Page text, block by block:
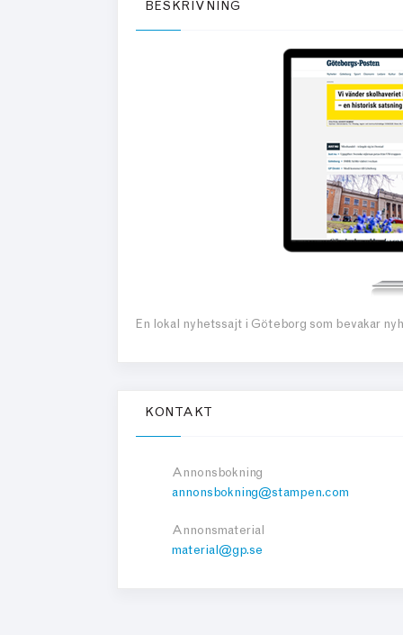
BESKRIVNING
En lokal nyhetssajt i Göteborg som bevakar
KONTAKT
Annonsbokning
annonsbokning@stampen.com
Annonsmaterial
material@gp.se